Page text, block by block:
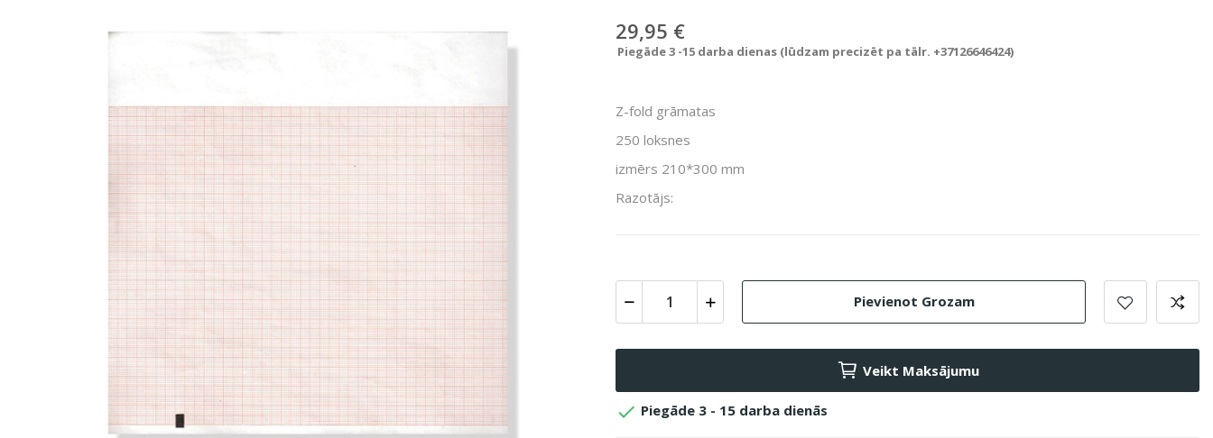
29,95 €
Piegāde 3 -15 darba dienas (lūdzam precizēt pa tālr. +37126646424)
Z-fold grāmatas
250 loksnes
izmērs 210*300 mm
Razotājs:
Pievienot Grozam
Veikt Maksājumu
 Piegāde 3 - 15 darba dienās